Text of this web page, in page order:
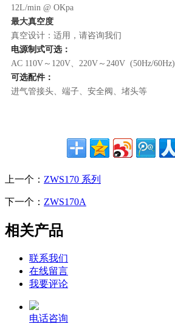
12L/min @ OKpa
最大真空度
真空设计：适用，请咨询我们
电源制式可选：
AC 110V～120V、220V～240V (50Hz/60Hz)
可选配件：
进气管接头、端子、安全阀、堵头等
上一个： ZWS170 系列
下一个： ZWS170A
相关产品
联系我们
在线留言
我要评论
电话咨询